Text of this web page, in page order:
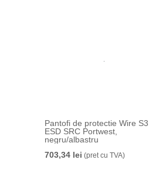
Pantofi de protectie Wire S3
ESD SRC Portwest,
negru/albastru
703,34 lei (pret cu TVA)